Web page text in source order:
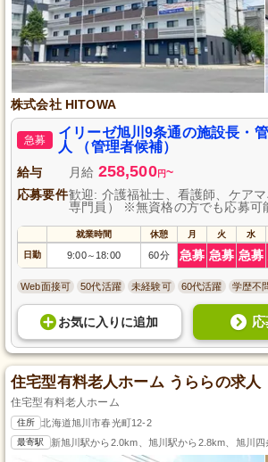
株式会社 HITOWA
急募
イリーゼ旭川9条通の施設長・
人 （管理者候補）
給与 月給 258,500円~
応募要件歓迎: 介護福祉士、看護師、ケア
専門員） ※無資格の方でも応募可
就業時間 休憩 月 火 水
日勤 9:00～ 18:00 60分 急募 急募 急募
Web面接可 50代活躍 未経験可 60代活躍 学歴不
お気に入り に追加
住宅型有料老人ホーム うららの求人
住宅型有料老人ホーム
住所 北海道旭川市春光町12-2
最寄駅 新旭川駅から2.0km、旭川駅から2.8km、旭川